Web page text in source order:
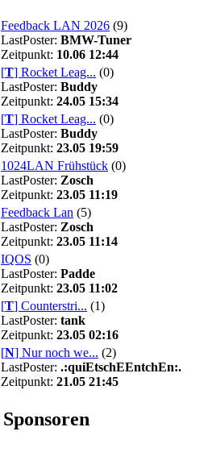
Feedback LAN 2026 (9)
LastPoster: BMW-Tuner
Zeitpunkt: 10.06 12:44
[T] Rocket Leag... (0)
LastPoster: Buddy
Zeitpunkt: 24.05 15:34
[T] Rocket Leag... (0)
LastPoster: Buddy
Zeitpunkt: 23.05 19:59
1024LAN Frühstück (0)
LastPoster: Zosch
Zeitpunkt: 23.05 11:19
Feedback Lan (5)
LastPoster: Zosch
Zeitpunkt: 23.05 11:14
IQOS (0)
LastPoster: Padde
Zeitpunkt: 23.05 11:02
[T] Counterstri... (1)
LastPoster: tank
Zeitpunkt: 23.05 02:16
[N] Nur noch we... (2)
LastPoster: .:quiEtschEEntchEn:.
Zeitpunkt: 21.05 21:45
Sponsoren